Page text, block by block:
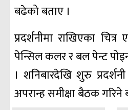
बढेको बताए ।
प्रदर्शनीमा राखिएका
पेन्सिल कलर र बल पेन्ट
। शनिबारदेखि शुरु
अपरान्ह समीक्षा बैठक